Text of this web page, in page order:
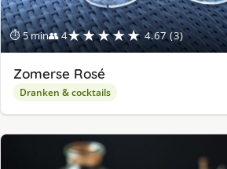
⏱ 5 min👥 4★★★★★ 4.67 (3)
Zomerse Rosé
Dranken & cocktails